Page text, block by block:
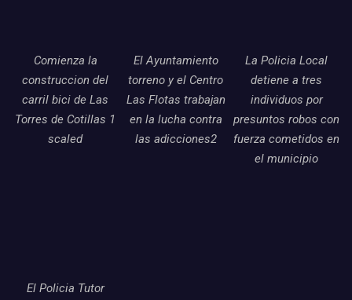
Comienza la
construccion del
carril bici de Las
Torres de Cotillas 1
scaled
El Ayuntamiento
torreno y el Centro
Las Flotas trabajan
en la lucha contra
las adicciones2
La Policia Local
detiene a tres
individuos por
presuntos robos con
fuerza cometidos en
el municipio
El Policia Tutor